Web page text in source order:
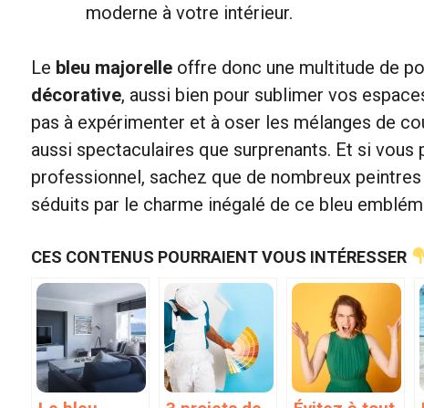
moderne à votre intérieur.
Le bleu majorelle offre donc une multitude de
décorative, aussi bien pour sublimer vos
pas à expérimenter et à oser les mélanges de
aussi spectaculaires que surprenants. Et si vous
professionnel, sachez que de nombreux
séduits par le charme inégalé de ce bleu
CES CONTENUS POURRAIENT VOUS INTÉRESSER